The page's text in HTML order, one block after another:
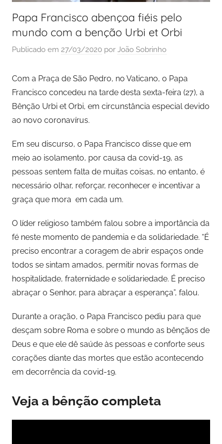
Papa Francisco abençoa fiéis pelo
mundo com a benção Urbi et Orbi
Publicado em 27/03/2020 por João Sobrinho
Com a Praça de São Pedro, no Vaticano, o Papa
Francisco concedeu na tarde desta sexta-feira (27), a
Bênção Urbi et Orbi, em circunstância especial devido
ao novo coronavírus.
Em seu discurso, o Papa Francisco disse que em
meio ao isolamento, por causa da covid-19, as
pessoas sentem falta de muitas coisas, no entanto, é
necessário olhar, reforçar, reconhecer e incentivar a
graça que mora em cada um.
O líder religioso também falou sobre a importância da
fé neste momento de pandemia e da solidariedade. “É
preciso encontrar a coragem de abrir espaços onde
todos se sintam amados, permitir novas formas de
hospitalidade, fraternidade e solidariedade. É preciso
abraçar o Senhor, para abraçar a esperança”, falou.
Durante a oração, o Papa Francisco pediu para que
desçam sobre Roma e sobre o mundo as bênçãos de
Deus e que ele dê saúde às pessoas e conforte seus
corações diante das mortes que estão acontecendo
em decorrência da covid-19.
Veja a bênção completa